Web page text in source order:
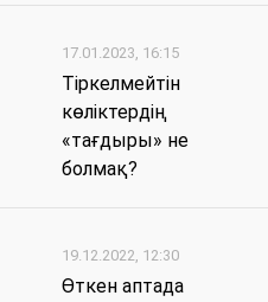
17.01.2023, 16:15
Тіркелмейтін
көліктердің
«тағдыры» не
болмақ?
19.12.2022, 12:30
Өткен аптада